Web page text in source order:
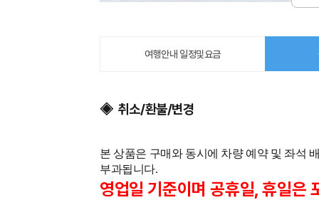
여행안내 일정및요금
◈ 취소/환불/변경
본 상품은 구매와 동시에 차량 예약 및 좌석
부과됩니다.
영업일 기준이며 공휴일, 휴일은